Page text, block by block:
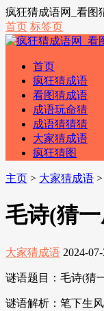
疯狂猜成语网_看图
首页 标签页
首页
疯狂猜成语
看图猜成语
成语玩命猜
成语猜猜猜
大家猜成语
疯狂猜图
主页 > 大家猜成语 >
毛诗(猜
大家猜成语 2024-
谜语题目：毛诗(猜
谜语解析：笔下生风